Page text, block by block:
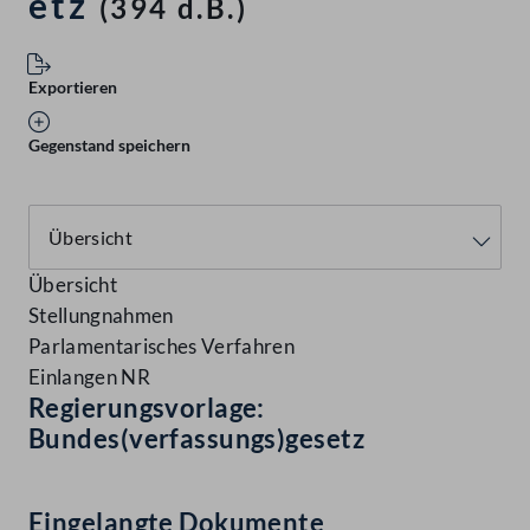
(394 d.B.)
Exportieren
Gegenstand speichern
Übersicht
Stellungnahmen
Parlamentarisches Verfahren
Einlangen NR
Regierungsvorlage:
Bundes(verfassungs)gesetz
Eingelangte Dokumente